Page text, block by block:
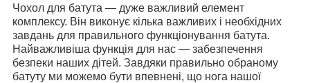
Чохол для батута — дуже важливий елемент
комплексу. Він виконує кілька важливих і необхідних
завдань для правильного функціонування батута.
Найважливіша функція для нас — забезпечення
безпеки наших дітей. Завдяки правильно обраному
батуту ми можемо бути впевнені, що нога нашої